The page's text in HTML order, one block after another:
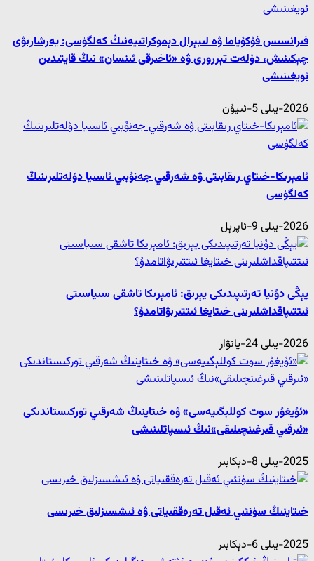
فىرانسىس فۇكۇياما ۋە لىبېرال دېموكراتىيەنىڭ كەلگۈسى: يەرشارىۋى
چېكىنىش، دۆلەت تېررورى ۋە «ئاخىرقى ئىنسان» نىڭ قايتىدىن
ئويغىنىشى
2026-يىلى 5-ئىيۇن
ئامېرىكا-خىتاي رىقابىتى ۋە شەرقىي جەنۇبىي ئاسىيا دۆلەتلىرىنىڭ
كەلگۈسى
2026-يىلى 9-ئاپرېل
يېڭى دۇنيا تەرتىپىدىكى يېرىق: ئامېرىكا تاشقى سىياسىتى
ئىتتىپاقداشلىرىنى خىتايغا ئىتتىرىۋاتامدۇ؟
2026-يىلى 24-يانۋار
«ئۇيغۇر سوت كوللېگىيەسى» ۋە خىتاينىڭ شەرقىي تۈركىستاندىكى
«ئىرقىي قىرغىنچىلىقى»نىڭ ئىسپاتلىنىشى
2025-يىلى 8-دېكابىر
خىتاينىڭ سۈنئىي ئەقىل تەرەققىياتى ۋە ئىشسىزلىق خىرىسى
2025-يىلى 6-دېكابىر